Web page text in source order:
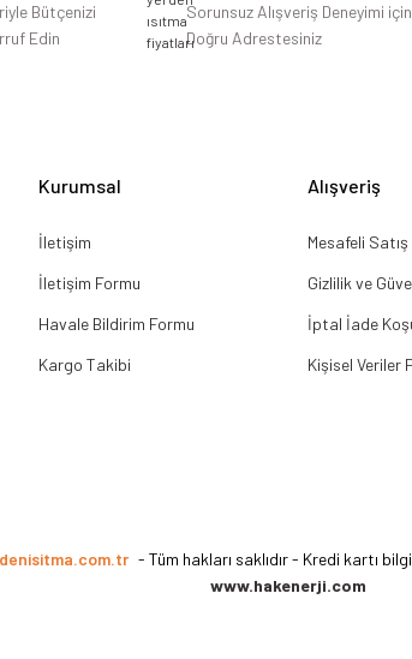
Bütçenizi
Edin
Sorunsuz Alışveriş Deneyimi için
Doğru Adrestesiniz
Kurumsal
İletişim
İletişim Formu
Havale Bildirim Formu
Kargo Takibi
Alışveriş
Mesafeli
Gizlilik ve
İptal İade
Kişisel Veriler
- Tüm hakları saklıdır - Kredi kartı
www.hakenerji.com